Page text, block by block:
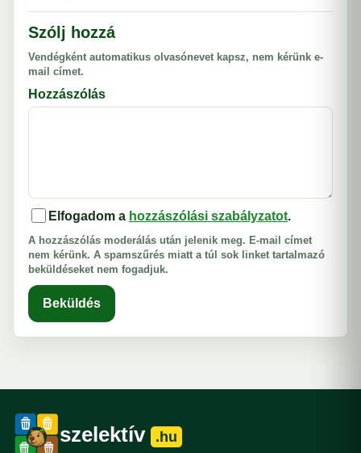
Szólj hozzá
Vendégként automatikus olvasónevet kapsz, nem kérünk e-
mail címet.
Hozzászólás
Elfogadom a hozzászólási szabályzatot.
A hozzászólás moderálás után jelenik meg. E-mail címet
nem kérünk. A spamszűrés miatt a túl sok linket tartalmazó
beküldéseket nem fogadjuk.
Beküldés
szelektív .hu